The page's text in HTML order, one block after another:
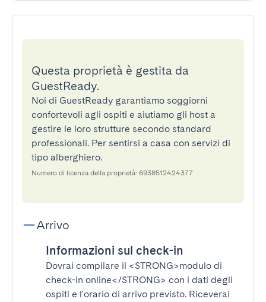
Questa proprietà è gestita da
GuestReady.
Noi di GuestReady garantiamo soggiorni
confortevoli agli ospiti e aiutiamo gli host a
gestire le loro strutture secondo standard
professionali. Per sentirsi a casa con servizi di
tipo alberghiero.
Numero di licenza della proprietà: 6938512424377
Arrivo
Informazioni sul check-in
Dovrai compilare il <STRONG>modulo di
check-in online</STRONG> con i dati degli
ospiti e l'orario di arrivo previsto. Riceverai